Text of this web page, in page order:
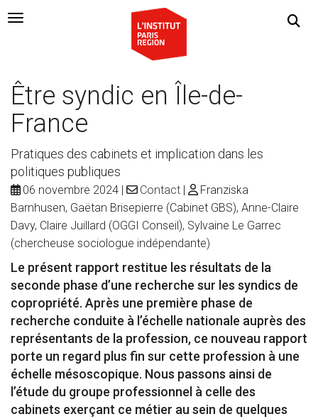
Navigation Toggle
Être syndic en Île-de-
France
Pratiques des cabinets et implication dans les
politiques publiques
06 novembre 2024 Contact
Franziska
Barnhusen, Gaëtan Brisepierre (Cabinet GBS), Anne-Claire
Davy, Claire Juillard (OGGI Conseil), Sylvaine Le Garrec
(chercheuse sociologue indépendante)
Le présent rapport restitue les résultats de la
seconde phase d’une recherche sur les syndics de
copropriété. Après une première phase de
recherche conduite à l’échelle nationale auprès des
représentants de la profession, ce nouveau rapport
porte un regard plus fin sur cette profession à une
échelle mésoscopique. Nous passons ainsi de
l’étude du groupe professionnel à celle des
cabinets exerçant ce métier au sein de quelques